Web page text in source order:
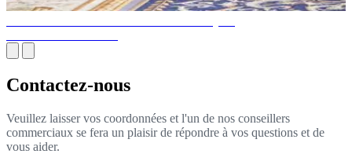
Contactez-nous
Veuillez laisser vos coordonnées et l'un de nos conseillers
commerciaux se fera un plaisir de répondre à vos questions et de
vous aider.